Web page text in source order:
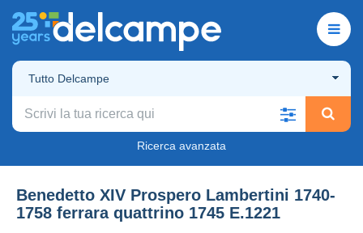
Tutto Delcampe
Ricerca avanzata
Benedetto XIV Prospero Lambertini 1740-
1758 ferrara quattrino 1745 E.1221